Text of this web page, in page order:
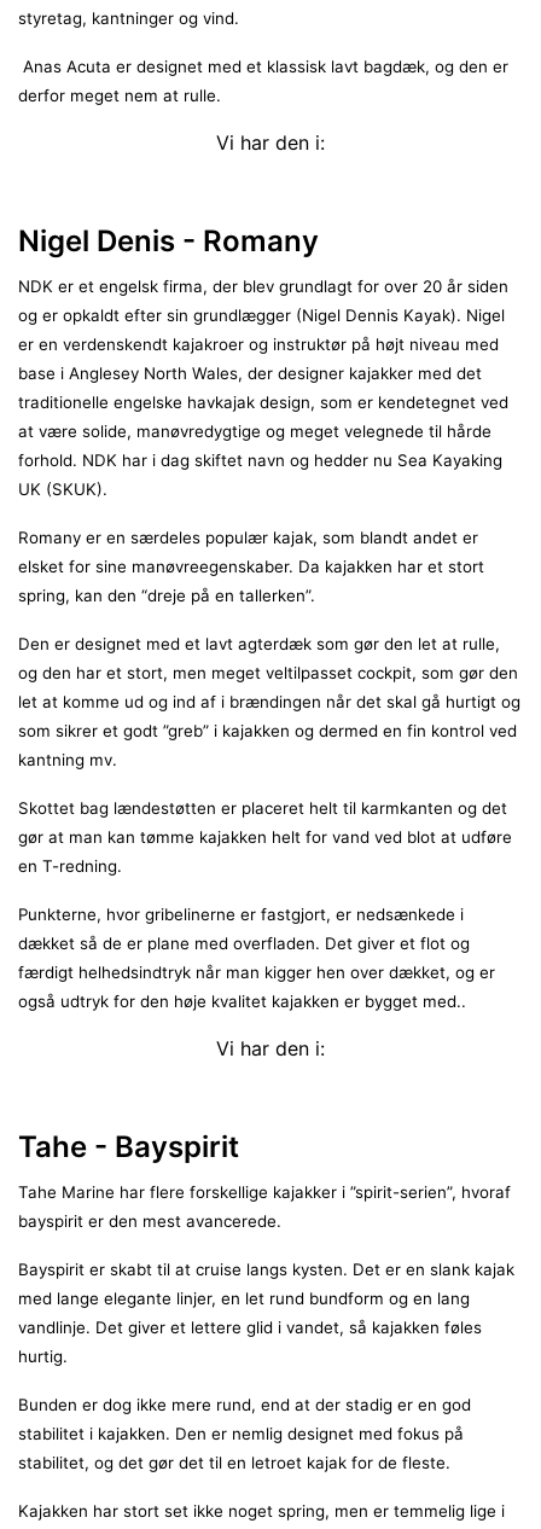
styretag, kantninger og vind.
Anas Acuta er designet med et klassisk lavt bagdæk, og den er
derfor meget nem at rulle.
Vi har den i:
Nigel Denis - Romany
NDK er et engelsk firma, der blev grundlagt for over 20 år siden
og er opkaldt efter sin grundlægger (Nigel Dennis Kayak). Nigel
er en verdenskendt kajakroer og instruktør på højt niveau med
base i Anglesey North Wales, der designer kajakker med det
traditionelle engelske havkajak design, som er kendetegnet ved
at være solide, manøvredygtige og meget velegnede til hårde
forhold. NDK har i dag skiftet navn og hedder nu Sea Kayaking
UK (SKUK).
Romany er en særdeles populær kajak, som blandt andet er
elsket for sine manøvreegenskaber. Da kajakken har et stort
spring, kan den “dreje på en tallerken”.
Den er designet med et lavt agterdæk som gør den let at rulle,
og den har et stort, men meget veltilpasset cockpit, som gør den
let at komme ud og ind af i brændingen når det skal gå hurtigt og
som sikrer et godt ”greb” i kajakken og dermed en fin kontrol ved
kantning mv.
Skottet bag lændestøtten er placeret helt til karmkanten og det
gør at man kan tømme kajakken helt for vand ved blot at udføre
en T-redning.
Punkterne, hvor gribelinerne er fastgjort, er nedsænkede i
dækket så de er plane med overfladen. Det giver et flot og
færdigt helhedsindtryk når man kigger hen over dækket, og er
også udtryk for den høje kvalitet kajakken er bygget med..
Vi har den i:
Tahe - Bayspirit
Tahe Marine har flere forskellige kajakker i ”spirit-serien”, hvoraf
bayspirit er den mest avancerede.
Bayspirit er skabt til at cruise langs kysten. Det er en slank kajak
med lange elegante linjer, en let rund bundform og en lang
vandlinje. Det giver et lettere glid i vandet, så kajakken føles
hurtig.
Bunden er dog ikke mere rund, end at der stadig er en god
stabilitet i kajakken. Den er nemlig designet med fokus på
stabilitet, og det gør det til en letroet kajak for de fleste.
Kajakken har stort set ikke noget spring, men er temmelig lige i